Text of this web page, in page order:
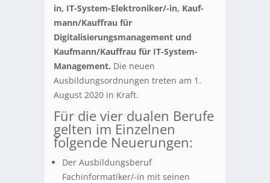
in, IT-System-Elektroniker/-in, Kauf­
mann/Kauffrau für
Digitalisierungsmanagement und
Kaufmann/Kauffrau für IT-System-
Management. Die neuen
Ausbildungsordnun­gen treten am 1.
August 2020 in Kraft.
Für die vier dualen Berufe
gelten im Einzelnen
folgende Neuerungen:
Der Ausbildungsberuf
Fachinformatiker/-in mit seinen